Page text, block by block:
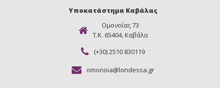
Υποκατάστημα Καβάλας
Ομονοίας 73
Τ.Κ. 65404, Καβάλα
(+30) 2510 830119
omonoia@londessa.gr